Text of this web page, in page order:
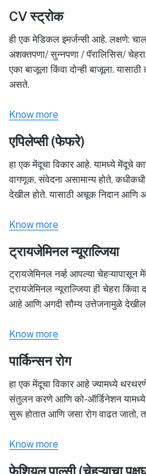
CV स्ट्रोक
ही एक मेडिकल इमर्जन्सी आहे. लक्षणे:
अशक्तपणा/ सुन्नपणा / पॅरालिसिस/ चेहरा,
एका बाजूला किंवा दोन्ही बाजूला.
असते.
Know more
एपिलेप्सी (फेफरे)
हा एक मेंदूचा विकार आहे. यामध्ये मेंदूचे
वागणूक, संवेदना असामान्य होते,
देखील होते. यासाठी अचूक निदान
Know more
ट्रायजेमिनल न्यूराल्जिया
ट्रायजेमिनल नर्व्ह आपल्या चेहऱ्यापासून
ट्रायजेमिनल न्यूराल्जिया ही चेहरा किंवा
आहे आणि अगदी सौम्य उत्तेजनामुळे
Know more
पार्किन्सन रोग
हा एक मेंदूचा विकार आहे ज्यामध्ये
संतुलन करणे आणि को-ऑर्डिनेशन
सुरू होतात आणि जसा रोग वाढत जातो,
Know more